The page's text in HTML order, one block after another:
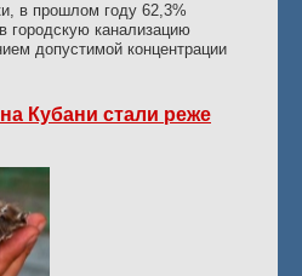
в прошлом году 62,3%
городскую канализацию
допустимой концентрации
Кубани стали реже